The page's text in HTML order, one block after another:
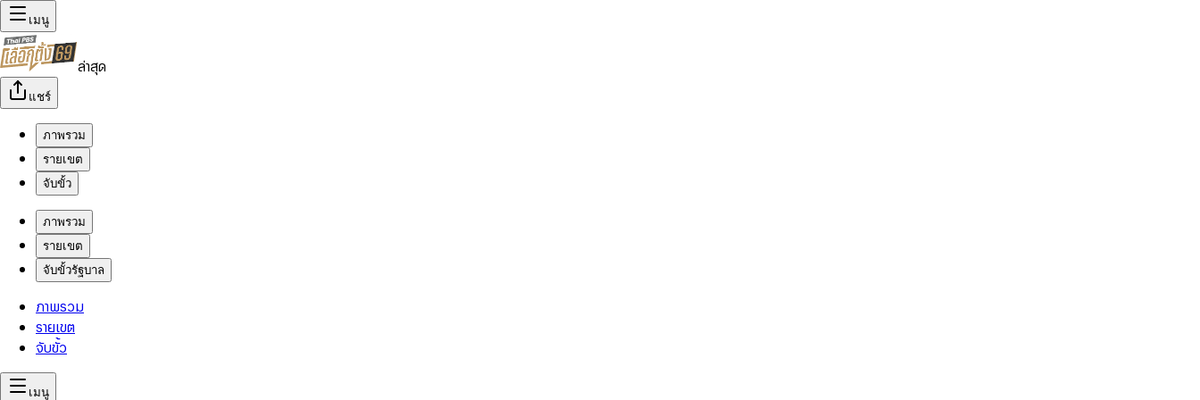
เมนู
ล่าสุด
แชร์
ภาพรวม
รายเขต
จับขั้ว
ภาพรวม
รายเขต
จับขั้วรัฐบาล
ภาพรวม
รายเขต
จับขั้ว
เมนู